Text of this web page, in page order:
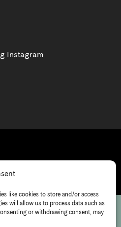
like cookies to store and/or access
will allow us to process data such as
or withdrawing consent, may
Instagram